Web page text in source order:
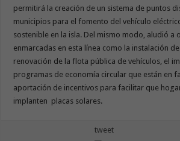
permitirá la creación de un sistema de puntos
municipios para el fomento del vehículo
sostenible en la isla. Del mismo modo, aludió a
enmarcadas en esta línea como la instalación
renovación de la flota pública de vehículos, el
programas de economía circular que están en
aportación de incentivos para facilitar que
implanten placas solares.
tweet